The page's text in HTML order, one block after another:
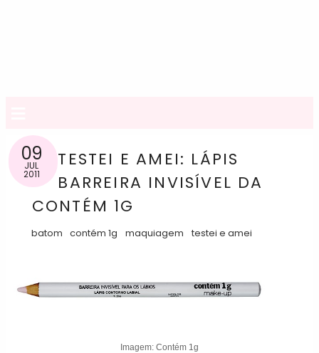
09
JUL
2011
TESTEI E AMEI: LÁPIS
BARREIRA INVISÍVEL DA
CONTÉM 1G
batom contém 1g maquiagem testei e amei
Imagem: Contém 1g